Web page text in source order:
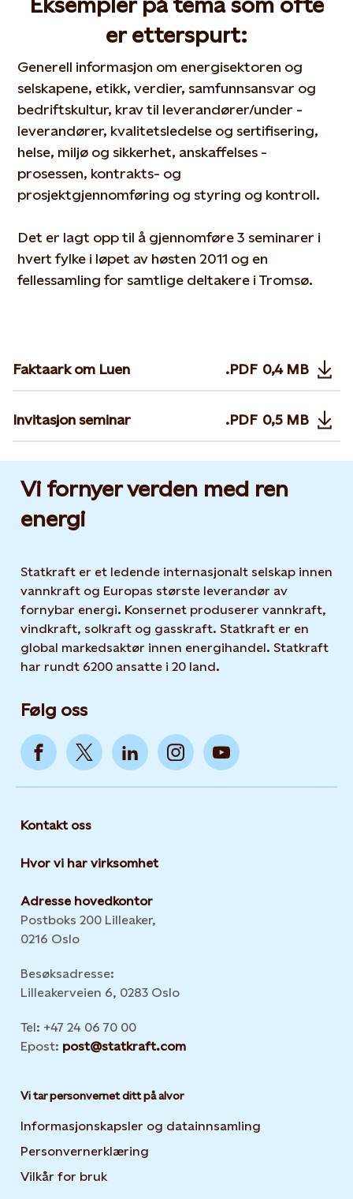
er etterspurt:
Generell informasjon om energisektoren og
selskapene, etikk, verdier, samfunnsansvar og
bedriftskultur, krav til leverandører/under -
leverandører, kvalitetsledelse og sertifisering,
helse, miljø og sikkerhet, anskaffelses -
prosessen, kontrakts- og
prosjektgjennomføring og styring og kontroll.
Det er lagt opp til å gjennomføre 3 seminarer i
hvert fylke i løpet av høsten 2011 og en
fellessamling for samtlige deltakere i Tromsø.
Faktaark om Luen .PDF 0,4 MB
Opens in
Invitasjon seminar .PDF 0,5 MB
Opens in
Vi fornyer verden med ren
energi
Statkraft er et ledende internasjonalt selskap innen
vannkraft og Europas største leverandør av
fornybar energi. Konsernet produserer vannkraft,
vindkraft, solkraft og gasskraft. Statkraft er en
global markedsaktør innen energihandel. Statkraft
har rundt 6200 ansatte i 20 land.
Følg oss
Kontakt oss
Hvor vi har virksomhet
Adresse hovedkontor
Postboks 200 Lilleaker,
0216 Oslo
Besøksadresse:
Lilleakerveien 6, 0283 Oslo
Tel: +47 24 06 70 00
Epost: post@statkraft.com
Vi tar personvernet ditt på alvor
Informasjonskapsler og datainnsamling
Personvernerklæring
Vilkår for bruk